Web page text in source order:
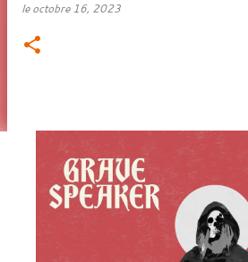
leoctobre 16, 2023